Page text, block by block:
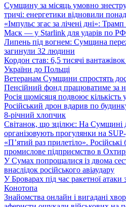
Сумщину за місяць умовно
тричі: енергетики відновили
«Імпульс згас за лічені дні»:
Маск — у Starlink для ударів по РФ
Липень під вогнем: Сумщина
загинули 32 людини
Кордон став: 6,5 тисячі вантажівок
України до Польщі
Ветеранам Сумщини спростять
Пенсійний фонд працюватиме за
Росія щомісяця подвоює
Російський дрон вдарив по
8-річний хлопчик
Світанок, що зцілює: На Сумщині
організовують прогулянки на
«П’ятий раз прилетіло».
промислове підприємство в
У Сумах попрощалися із двома
внаслідок російського авіаудару
У Броварах під час ракетної
Конотопа
Знайомства онлайн і вигадані